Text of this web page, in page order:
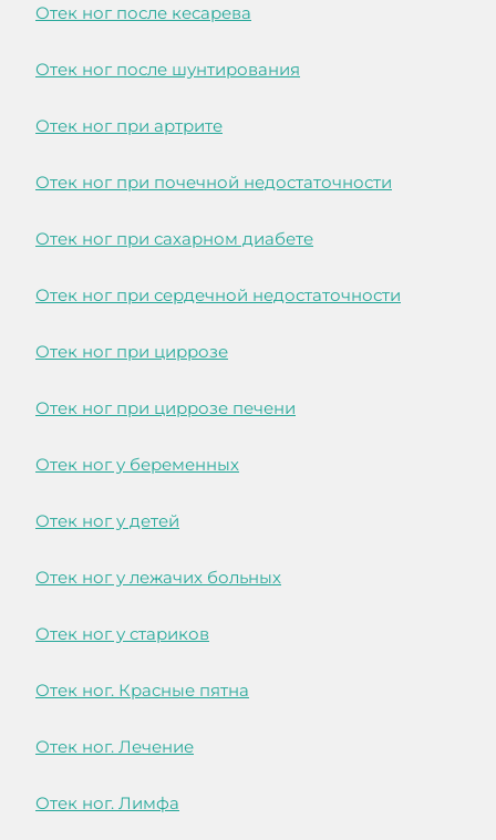
Отек ног после кесарева
Отек ног после шунтирования
Отек ног при артрите
Отек ног при почечной недостаточности
Отек ног при сахарном диабете
Отек ног при сердечной недостаточности
Отек ног при циррозе
Отек ног при циррозе печени
Отек ног у беременных
Отек ног у детей
Отек ног у лежачих больных
Отек ног у стариков
Отек ног. Красные пятна
Отек ног. Лечение
Отек ног. Лимфа